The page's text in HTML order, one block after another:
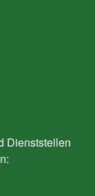
Dienststellen